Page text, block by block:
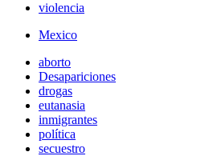
violencia
Mexico
aborto
Desapariciones
drogas
eutanasia
inmigrantes
política
secuestro